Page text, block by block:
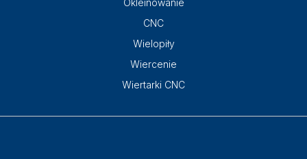
Okleinowanie
CNC
Wielopiły
Wiercenie
Wiertarki CNC